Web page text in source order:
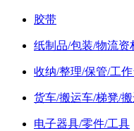
胶带
纸制品/包装/物流资
收纳/整理/保管/工作
货车/搬运车/梯凳/
电子器具/零件/工具